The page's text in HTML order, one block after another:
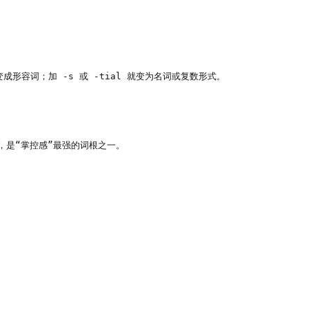
形容词；加 -s 或 -tial 就变为名词或复数形式。
是“掌控感”最强的词根之一。